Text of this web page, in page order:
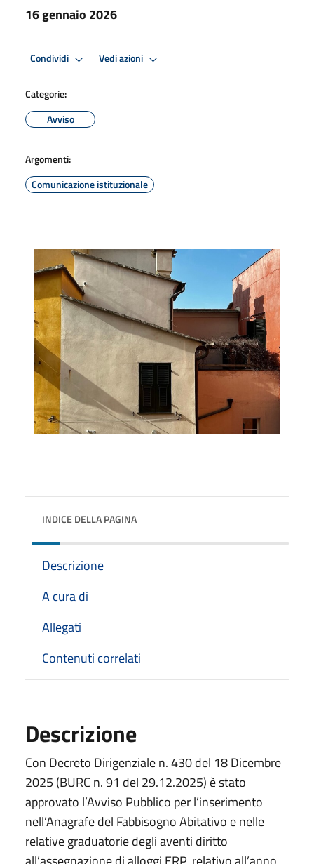
16 gennaio 2026
Condividi Vedi azioni
Categorie:
Avviso
Argomenti:
Comunicazione istituzionale
INDICE DELLA PAGINA
Descrizione
A cura di
Allegati
Contenuti correlati
Descrizione
Con Decreto Dirigenziale n. 430 del 18 Dicembre
2025 (BURC n. 91 del 29.12.2025) è stato
approvato l’Avviso Pubblico per l’inserimento
nell’Anagrafe del Fabbisogno Abitativo e nelle
relative graduatorie degli aventi diritto